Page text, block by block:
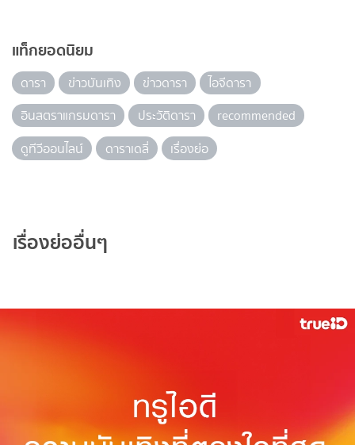
แท็กยอดนิยม
ดารา ข่าวบันเทิง ข่าวดารา
ไอจีดารา
อินสตราแกรมดารา
ประวัติดารา
recommended
ดูทีวีออนไลน์
ดาราเดลี่ เรื่องย่อ
เรื่องย่ออื่นๆ